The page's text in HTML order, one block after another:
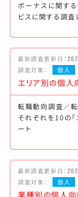
ボーナスに関す
ビスに関する調査
最新調査更新日：
調査対象：
個人
エリア別の個人
転職動向調査／
それぞれを10の
ート
最新調査更新日：
調査対象：
個人
業種別の個人